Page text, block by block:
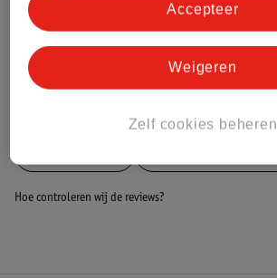
Bestel & Bezorginformatie
Hoe controleren wij de reviews?
Zelf cookies beheren
Weigeren
Accepteer